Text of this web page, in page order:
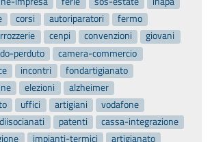
corsi autoriparatori
fermo
cenpi convenzioni
giovani
perduto
camera-commercio
incontri
fondartigianato
elezioni
alzheimer
uffici artigiani
vodafone
diisocianati patenti
cassa-integrazione
impianti-termici artigianato